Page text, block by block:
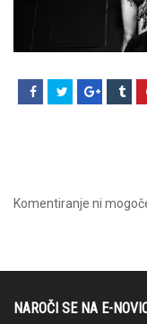
Komentiranje ni
NAROČI SE NA E-